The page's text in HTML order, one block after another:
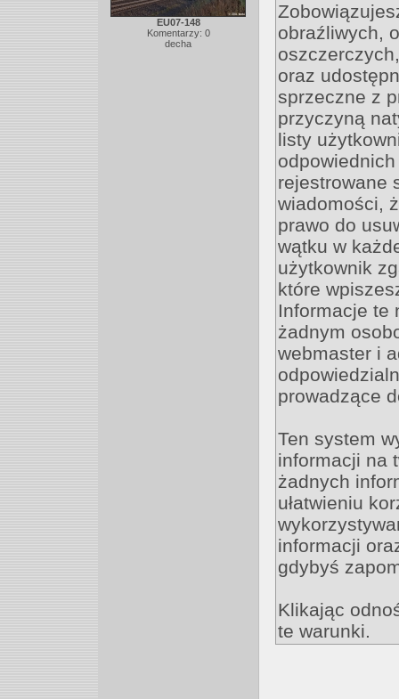
EU07-148
Komentarzy: 0
decha
obraźliwych,
oraz
sprzeczne z
przyczyną
listy
odpowiednich
rejestrowane
wiadomości,
prawo do
wątku w
użytkownik
które
Informacje te
żadnym
webmaster i
prowadzące
Ten system
informacji na
żadnych
ułatwieniu
informacji
gdybyś
Klikając
te warunki.